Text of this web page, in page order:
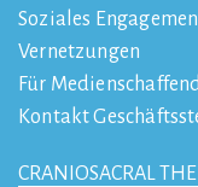
Soziales
Vernetzungen
Für
Kontakt
CRANIOSACRAL